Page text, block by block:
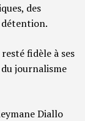
des
détention.
fidèle à ses
journalisme
Diallo